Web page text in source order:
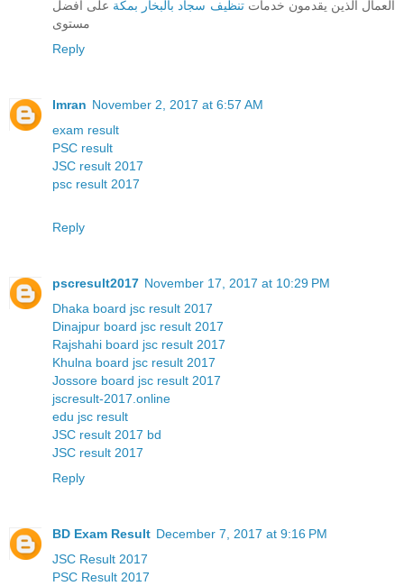
العمال الذين يقدمون خدماتتنظيف سجاد بالبخار بمكة على افضل
مستوى
Reply
Imran November 2, 2017 at 6:57 AM
exam result
PSC result
JSC result 2017
psc result 2017
Reply
pscresult2017 November 17, 2017 at 10:29 PM
Dhaka board jsc result 2017
Dinajpur board jsc result 2017
Rajshahi board jsc result 2017
Khulna board jsc result 2017
Jossore board jsc result 2017
jscresult-2017.online
edu jsc result
JSC result 2017 bd
JSC result 2017
Reply
BD Exam Result December 7, 2017 at 9:16 PM
JSC Result 2017
PSC Result 2017